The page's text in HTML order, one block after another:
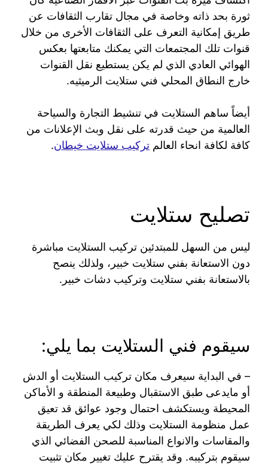
ثورة بحد ذاته وخاصة في مجال تقارب الثقافات عن
طريق إمكانية التعرف على الثقافات الأخرى من خلال
قنوات تلك المجتمعات التي يمكنك متابعتها بعكس
الهوائي العادي الذي لم يكن يستطيع نقل القنوات
خارج النطاق المحلي فني ستلايت الرميثيه.
أيضاً ساهم الستلايت في تنشيط التجارة والسياحة
العالمية من حيث قدرته على نقل وبث الإعلانات من
كافة لكافة انحاء العالم تركيب ستلايت خيطان.
تصليح ستلايت
ليس من السهل للمبتدئين تركيب الستلايت مباشرة
دون الاستعانة بفني ستلايت خبير، ولذلك ينصح
بالاستعانة بفني ستلايت وتركيب دشات خبير.
سيقوم فني الستلايت بما يلي:
– في البداية سيعرف مكان تركيب الستلايت أو الدش
أو مايدعى طبق الاستقبال وطبيعة المنطقة و الأماكن
المحيطة ويستكشف احتمال وجود عوائق قد تعيق
عمل منظومة الستلايت وذلك لكي يعرف الطريقة
والمقاسات والانواع المناسبة للصحن الفضائي الذي
سيقوم بتركيبه. وقد يقترح عليك تغيير مكان تثبيت